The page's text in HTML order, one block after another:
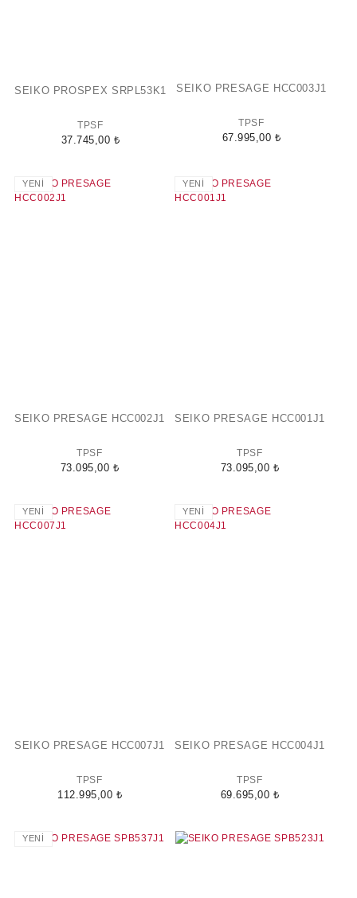
SEIKO PROSPEX SRPL53K1
TPSF
37.745,00 ₺
SEIKO PRESAGE HCC003J1
TPSF
67.995,00 ₺
YENİ
SEIKO PRESAGE HCC002J1
TPSF
73.095,00 ₺
YENİ
SEIKO PRESAGE HCC001J1
TPSF
73.095,00 ₺
YENİ
SEIKO PRESAGE HCC007J1
TPSF
112.995,00 ₺
YENİ
SEIKO PRESAGE HCC004J1
TPSF
69.695,00 ₺
YENİ